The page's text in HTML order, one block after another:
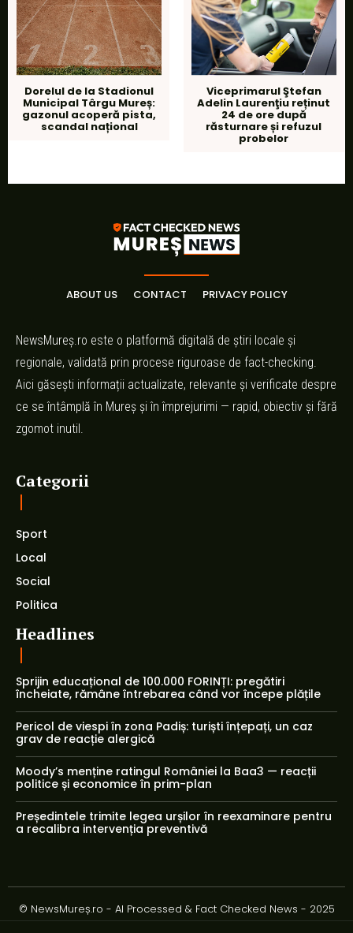
Dorelul de la Stadionul
Municipal Târgu Mureș:
gazonul acoperă pista,
scandal național
Viceprimarul Ştefan
Adelin Laurenţiu reținut
24 de ore după
răsturnare și refuzul
probelor
ABOUT US CONTACT PRIVACY POLICY
NewsMureș.ro este o platformă digitală de știri locale și
regionale, validată prin procese riguroase de fact-checking.
Aici găsești informații actualizate, relevante și verificate despre
ce se întâmplă în Mureș și în împrejurimi — rapid, obiectiv și fără
zgomot inutil.
Categorii
Sport
Local
Social
Politica
Headlines
Sprijin educațional de 100.000 FORINȚI: pregătiri
încheiate, rămâne întrebarea când vor începe plățile
Pericol de viespi în zona Padiș: turiști înțepați, un caz
grav de reacție alergică
Moody’s menține ratingul României la Baa3 — reacții
politice și economice în prim-plan
Președintele trimite legea urșilor în reexaminare pentru
a recalibra intervenția preventivă
© NewsMureș.ro - AI Processed & Fact Checked News - 2025